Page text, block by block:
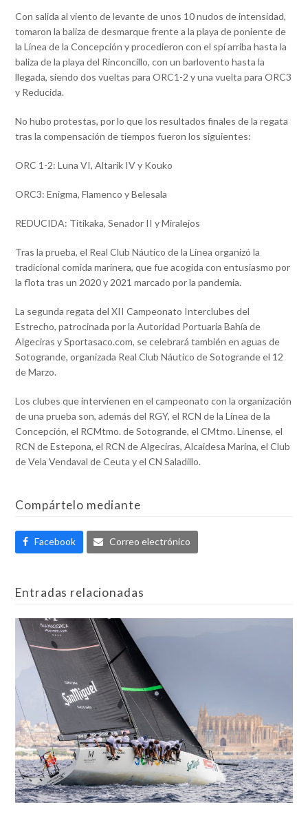
Con salida al viento de levante de unos 10 nudos de intensidad,
tomaron la baliza de desmarque frente a la playa de poniente de
la Línea de la Concepción y procedieron con el spí arriba hasta la
baliza de la playa del Rinconcillo, con un barlovento hasta la
llegada, siendo dos vueltas para ORC1-2 y una vuelta para ORC3
y Reducida.
No hubo protestas, por lo que los resultados finales de la regata
tras la compensación de tiempos fueron los siguientes:
ORC 1-2: Luna VI, Altarik IV y Kouko
ORC3: Enigma, Flamenco y Belesala
REDUCIDA: Titikaka, Senador II y Miralejos
Tras la prueba, el Real Club Náutico de la Línea organizó la
tradicional comida marinera, que fue acogida con entusiasmo por
la flota tras un 2020 y 2021 marcado por la pandemia.
La segunda regata del XII Campeonato Interclubes del
Estrecho, patrocinada por la Autoridad Portuaria Bahía de
Algeciras y Sportasaco.com, se celebrará también en aguas de
Sotogrande, organizada Real Club Náutico de Sotogrande el 12
de Marzo.
Los clubes que intervienen en el campeonato con la organización
de una prueba son, además del RGY, el RCN de la Línea de la
Concepción, el RCMtmo. de Sotogrande, el CMtmo. Linense, el
RCN de Estepona, el RCN de Algeciras, Alcaidesa Marina, el Club
de Vela Vendaval de Ceuta y el CN Saladillo.
Compártelo mediante
Facebook Correo electrónico
Entradas relacionadas